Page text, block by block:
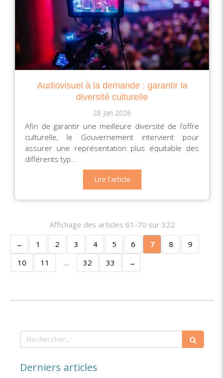
Audiovisuel à la demande : garantir la
diversité culturelle
28 Jan 2026
Afin de garantir une meilleure diversité de l’offre
culturelle, le Gouvernement intervient pour
assurer une représentation plus équitable des
différents typ...
Lire l'article
Affichage des articles 61-70 sur 322
1
2 3 4 5 6 7 8
9
10
11 … 32 33
Rechercher
Derniers articles